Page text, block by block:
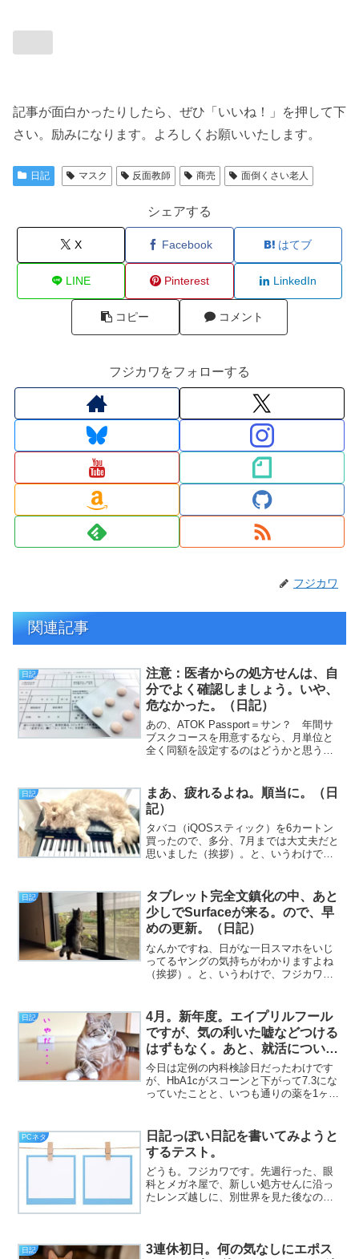
記事が面白かったりしたら、ぜひ「いいね！」を押して下
さい。励みになります。よろしくお願いいたします。
日記 マスク 反面教師 商売 面倒くさい老人
シェアする
X Facebook はてブ
LINE Pinterest LinkedIn
コピー コメント
フジカワをフォローする
フジカワ
関連記事
日記
注意：医者からの処方せんは、自
分でよく確認しましょう。いや、
危なかった。（日記）
あの、ATOK Passport＝サン？ 年間サ
ブスクコースを用意するなら、月単位と
全く同額を設定するのはどうかと思うん
と」余裕があることが判明したので、
NAVITIM...
日記
まあ、疲れるよね。順当に。（日
記）
タバコ（iQOSスティック）を6カートン
買ったので、多分、7月までは大丈夫だと
思いました（挨拶）。と、いうわけで、
きるんじゃあないか？ という真理に気
付いた月曜日、皆様...
日記
タブレット完全文鎮化の中、あと
少しでSurfaceが来る。ので、早
めの更新。（日記）
なんかですね、日がな一日スマホをいじ
ってるヤングの気持ちがわかりますよね
（挨拶）。と、いうわけで、フジカワで
してみたら、大幅に計算が合わず「え
ー？」と思う水曜日、皆様い...
日記
4月。新年度。エイプリルフール
ですが、気の利いた嘘などつける
はずもなく。あと、就活について
は色々と。（日記）
今日は定例の内科検診日だったわけです
が、HbA1cがスコーンと下がって7.3にな
っていたことと、いつも通りの薬を1ヶ月
と、いうわけで、フジカワです。ポイ活
においては...
PCネタ
日記っぽい日記を書いてみようと
するテスト。
どうも。フジカワです。先週行った、眼
科とメガネ屋で、新しい処方せんに沿っ
たレンズ越しに、別世界を見た後なの
日記
3連休初日。何の気なしにエポス